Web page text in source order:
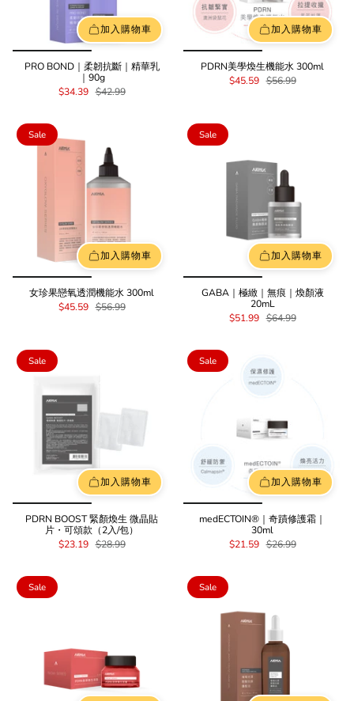
加入購物車
PRO BOND｜柔韌抗斷｜精華乳
｜90g
$34.39 $42.99
加入購物車
PDRN美學煥生機能水 300ml
$45.59 $56.99
Sale
加入購物車
女珍果戀氧透潤機能水 300ml
$45.59 $56.99
Sale
加入購物車
GABA｜極緻｜無痕｜煥顏液
20mL
$51.99 $64.99
Sale
加入購物車
PDRN BOOST 緊顏煥生 微晶貼
片・可頌款（2入/包）
$23.19 $28.99
Sale
加入購物車
medECTOIN®｜奇蹟修護霜｜
30ml
$21.59 $26.99
Sale Sale